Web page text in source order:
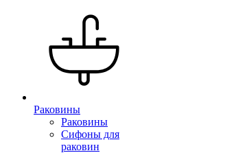
Раковины
Раковины
Сифоны для
раковин